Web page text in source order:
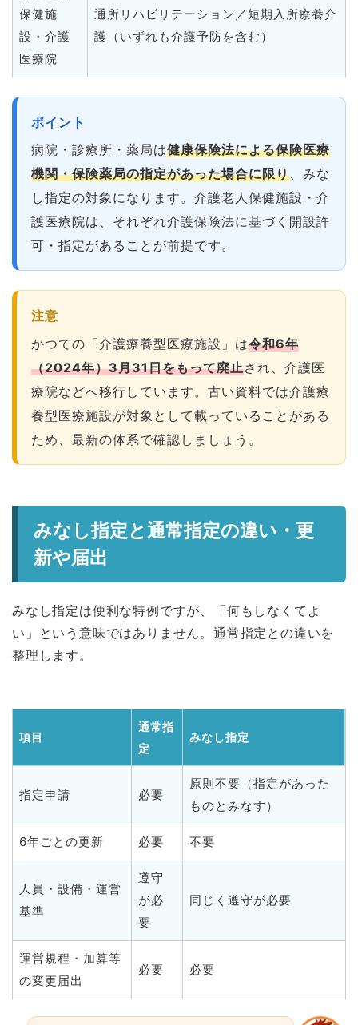
保健施
設・介護
医療院
通所リハビリテーション／短期入所療養介
護（いずれも介護予防を含む）
ポイント
病院・診療所・薬局は健康保険法による保険医療
機関・保険薬局の指定があった場合に限り、みな
し指定の対象になります。介護老人保健施設・介
護医療院は、それぞれ介護保険法に基づく開設許
可・指定があることが前提です。
注意
かつての「介護療養型医療施設」は令和6年
（2024年）3月31日をもって廃止され、介護医
療院などへ移行しています。古い資料では介護療
養型医療施設が対象として載っていることがある
ため、最新の体系で確認しましょう。
みなし指定と通常指定の違い・更
新や届出
みなし指定は便利な特例ですが、「何もしなくてよ
い」という意味ではありません。通常指定との違いを
整理します。
項目
通常指
定
みなし指定
指定申請 必要
原則不要（指定があった
ものとみなす）
6年ごとの更新 必要 不要
人員・設備・運営
基準
遵守
が必
要
同じく遵守が必要
運営規程・加算等
の変更届出
必要 必要